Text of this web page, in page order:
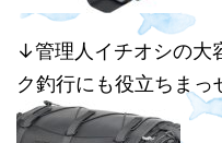
↓管理人イチオシの大
ク釣行にも役立ちまっ